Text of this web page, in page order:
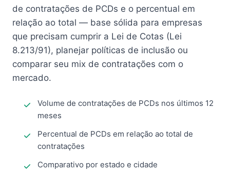
de contratações de PCDs e o percentual em
relação ao total — base sólida para empresas
que precisam cumprir a Lei de Cotas (Lei
8.213/91), planejar políticas de inclusão ou
comparar seu mix de contratações com o
mercado.
Volume de contratações de PCDs nos últimos 12
meses
Percentual de PCDs em relação ao total de
contratações
Comparativo por estado e cidade